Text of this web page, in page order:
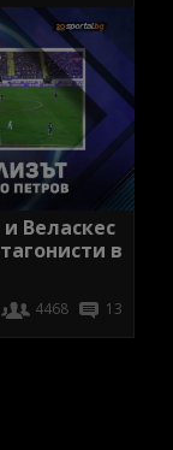
Веласкес
в
4468 13